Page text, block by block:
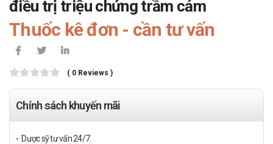
điều trị triệu chứng trầm cảm
Thuốc kê đơn - cần tư vấn
( 0 Reviews )
Chính sách khuyến mãi
Dược sỹ tư vấn 24/7.